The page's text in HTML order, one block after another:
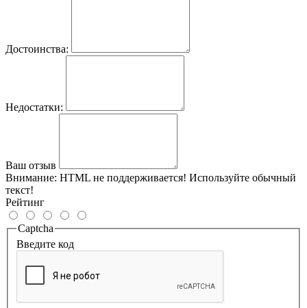
Достоинства:
Недостатки:
Ваш отзыв
Внимание: HTML не поддерживается! Используйте обычный
текст!
Рейтинг
Captcha
Введите код